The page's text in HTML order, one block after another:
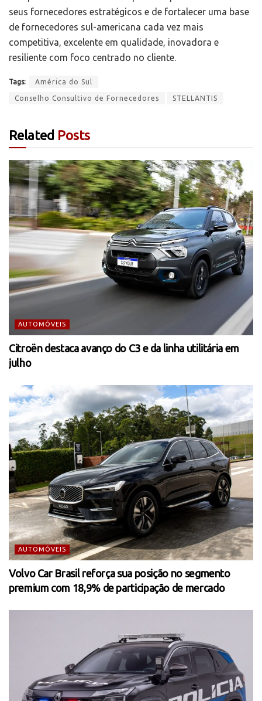
seus fornecedores estratégicos e de fortalecer uma base
de fornecedores sul-americana cada vez mais
competitiva, excelente em qualidade, inovadora e
resiliente com foco centrado no cliente.
Tags: América do Sul
Conselho Consultivo de Fornecedores STELLANTIS
Related Posts
AUTOMÓVEIS
Citroën destaca avanço do C3 e da linha utilitária em
julho
AUTOMÓVEIS
Volvo Car Brasil reforça sua posição no segmento
premium com 18,9% de participação de mercado